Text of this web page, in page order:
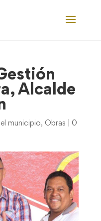
Alcalde
municipio, Obras
0